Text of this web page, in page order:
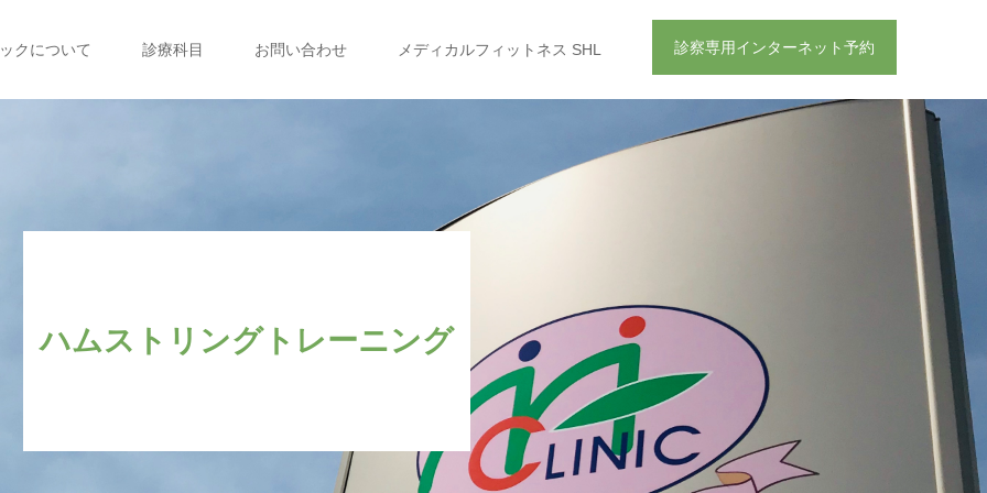
診察専用インターネット予約
クについて 診療科目 お問い合わせ メディカルフィットネス SHL
ハムストリングトレーニング